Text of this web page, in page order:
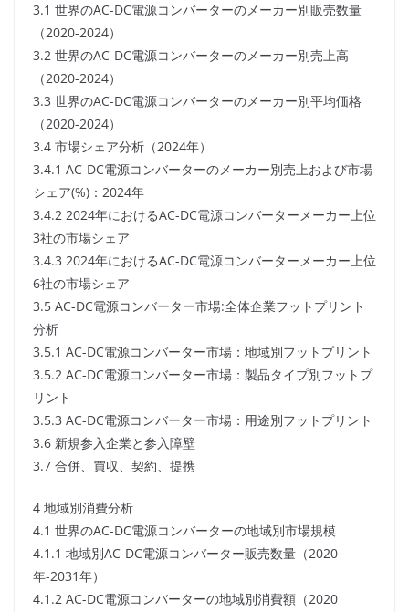
3.1 世界のAC-DC電源コンバーターのメーカー別販売数量
（2020-2024）
3.2 世界のAC-DC電源コンバーターのメーカー別売上高
（2020-2024）
3.3 世界のAC-DC電源コンバーターのメーカー別平均価格
（2020-2024）
3.4 市場シェア分析（2024年）
3.4.1 AC-DC電源コンバーターのメーカー別売上および市場
シェア(%)：2024年
3.4.2 2024年におけるAC-DC電源コンバーターメーカー上位
3社の市場シェア
3.4.3 2024年におけるAC-DC電源コンバーターメーカー上位
6社の市場シェア
3.5 AC-DC電源コンバーター市場:全体企業フットプリント
分析
3.5.1 AC-DC電源コンバーター市場：地域別フットプリント
3.5.2 AC-DC電源コンバーター市場：製品タイプ別フットプ
リント
3.5.3 AC-DC電源コンバーター市場：用途別フットプリント
3.6 新規参入企業と参入障壁
3.7 合併、買収、契約、提携
4 地域別消費分析
4.1 世界のAC-DC電源コンバーターの地域別市場規模
4.1.1 地域別AC-DC電源コンバーター販売数量（2020
年-2031年）
4.1.2 AC-DC電源コンバーターの地域別消費額（2020